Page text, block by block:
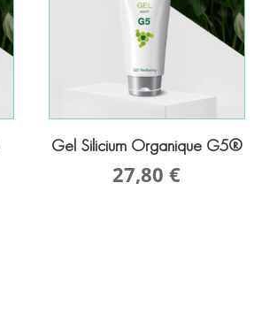
Gel Silicium Organique G5®
27,80€